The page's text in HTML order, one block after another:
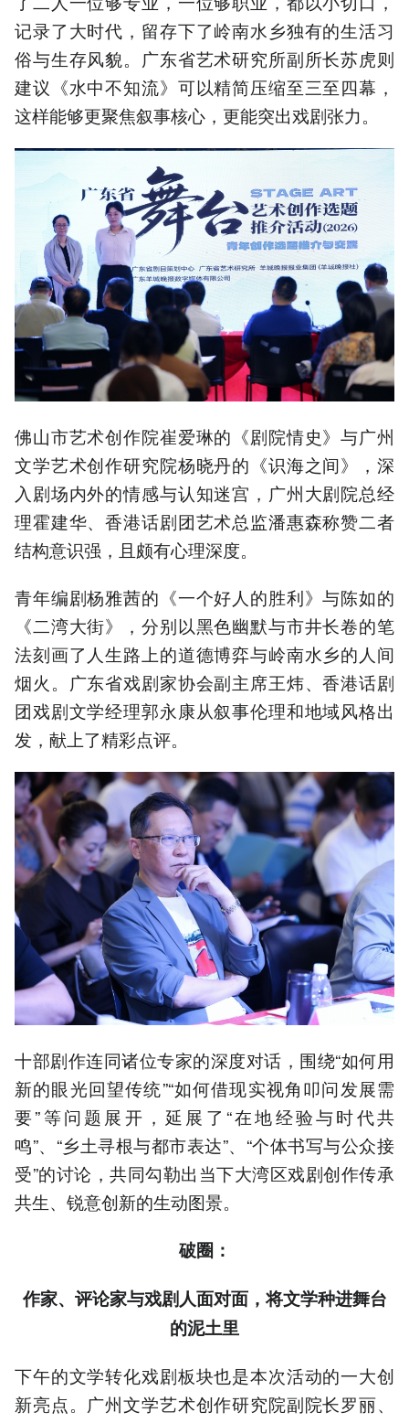
记录了大时代，留存下了岭南水乡独有的生活习
俗与生存风貌。广东省艺术研究所副所长苏虎则
建议《水中不知流》可以精简压缩至三至四幕，
这样能够更聚焦叙事核心，更能突出戏剧张力。
佛山市艺术创作院崔爱琳的《剧院情史》与广州
文学艺术创作研究院杨晓丹的《识海之间》，深
入剧场内外的情感与认知迷宫，广州大剧院总经
理霍建华、香港话剧团艺术总监潘惠森称赞二者
结构意识强，且颇有心理深度。
青年编剧杨雅茜的《一个好人的胜利》与陈如的
《二湾大街》，分别以黑色幽默与市井长卷的笔
法刻画了人生路上的道德博弈与岭南水乡的人间
烟火。广东省戏剧家协会副主席王炜、香港话剧
团戏剧文学经理郭永康从叙事伦理和地域风格出
发，献上了精彩点评。
十部剧作连同诸位专家的深度对话，围绕“如何用
新的眼光回望传统”“如何借现实视角叩问发展需
要”等问题展开，延展了“在地经验与时代共
鸣”、“乡土寻根与都市表达”、“个体书写与公众接
受”的讨论，共同勾勒出当下大湾区戏剧创作传承
共生、锐意创新的生动图景。
破圈：
作家、评论家与戏剧人面对面，将文学种进舞台
的泥土里
下午的文学转化戏剧板块也是本次活动的一大创
新亮点。广州文学艺术创作研究院副院长罗丽、